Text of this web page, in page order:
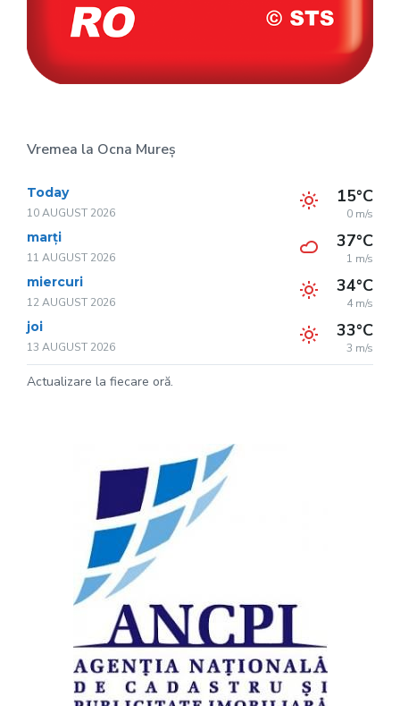
Vremea la Ocna Mureș
Today
10 AUGUST 2026
15°C
0 m/s
marți
11 AUGUST 2026
37°C
1 m/s
miercuri
12 AUGUST 2026
34°C
4 m/s
joi
13 AUGUST 2026
33°C
3 m/s
Actualizare la fiecare oră.